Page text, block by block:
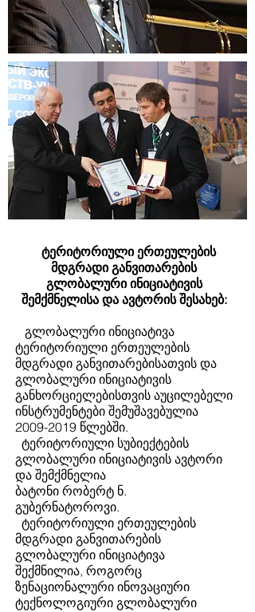
ტერიტორიული ერთეულების
მდგრადი განვითარების
გლობალური ინიციატივის
შემქმნელისა და ავტორის შესახებ:
გლობალური ინიციატივა
ტერიტორიული ერთეულების
მდგრადი განვითარებისათვის და
გლობალური ინიციატივის
განხორციელებისთვის აუცილებელი
ინსტრუმენტები შემუშავებულია
2009-2019 წლებში.
ტერიტორიული სუბიექტების
გლობალური ინიციატივის ავტორი
და შემქმნელია
ბატონი რობერტ ნ.
გუბერნატოროვი.
ტერიტორიული ერთეულების
მდგრადი განვითარების
გლობალური ინიციატივა
შექმნილია, როგორც
ზენაციონალური ინოვაციური
ტექნოლოგიური გლობალური